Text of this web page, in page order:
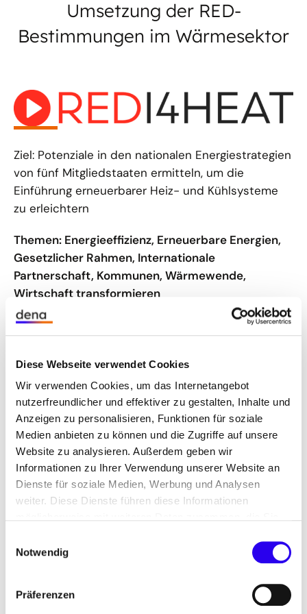
Diese Webseite verwendet Cookies
Wir verwenden Cookies, um das Internetangebot
nutzerfreundlicher und effektiver zu gestalten, Inhalte und
Anzeigen zu personalisieren, Funktionen für soziale
Medien anbieten zu können und die Zugriffe auf unsere
Website zu analysieren. Außerdem geben wir
Informationen zu Ihrer Verwendung unserer Website an
Dienste für soziale Medien, Werbung und Analysen
weiter. Diese Dienste führen diese Informationen
Nutzung der Dienste gesammelt haben.
Notwendig
Präferenzen
Umsetzung der RED-
Bestimmungen im Wärmesektor
Ziel: Potenziale in den nationalen Energiestrategien
von fünf Mitgliedstaaten ermitteln, um die
Einführung erneuerbarer Heiz- und Kühlsysteme
zu erleichtern
Themen: Energieeffizienz, Erneuerbare Energien,
Gesetzlicher Rahmen, Internationale
Partnerschaft, Kommunen, Wärmewende,
Wirtschaft transformieren
Laufzeit: seit 2022
Link zur Projektseite
Unsere Aufgabe
Auftrag des REDI4HEAT-Projekts ist es, die
Umsetzung der RED-Bestimmungen zu Heizung
und Kühlung zu unterstützen und den
Mitgliedstaaten und lokalen Behörden bei diesem
Prozess zu helfen. Die Einführung erneuerbarer
Die dena leitet im Rahmen von REDI4Heat zwei
Toolbox zur Unterstützung der Wärmewende sowie